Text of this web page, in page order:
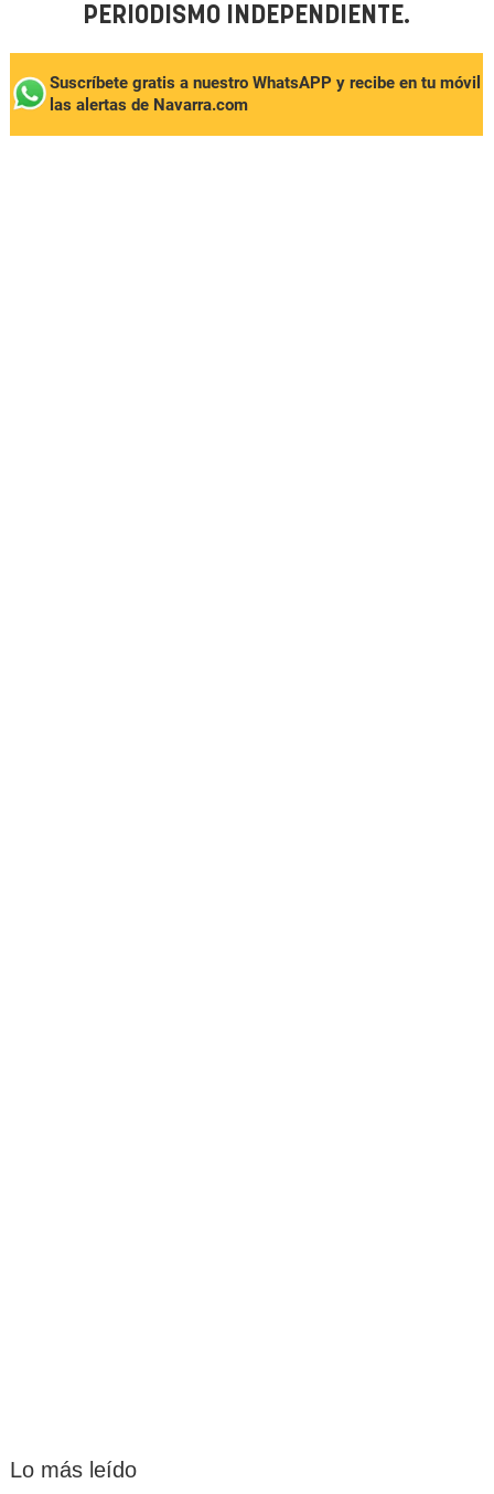
PERIODISMO INDEPENDIENTE.
Suscríbete gratis a nuestro WhatsAPP y recibe en tu móvil
las alertas de Navarra.com
Lo más leído